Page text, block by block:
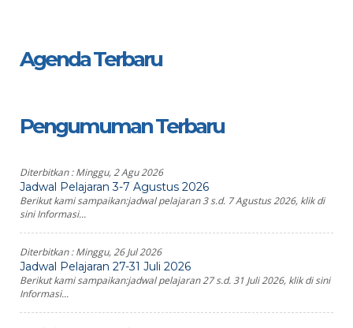
Agenda Terbaru
Pengumuman Terbaru
Diterbitkan :Minggu, 2 Agu 2026
Jadwal Pelajaran 3-7 Agustus 2026
Berikut kami sampaikan:jadwal pelajaran 3 s.d. 7 Agustus 2026, klik di
sini Informasi...
Diterbitkan :Minggu, 26 Jul 2026
Jadwal Pelajaran 27-31 Juli 2026
Berikut kami sampaikan:jadwal pelajaran 27 s.d. 31 Juli 2026, klik di sini
Informasi...